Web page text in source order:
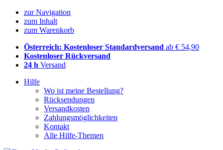
zur Navigation
zum Inhalt
zum Warenkorb
Österreich: Kostenloser Standardversand ab € 54,90
Kostenloser Rückversand
24 h Versand
Hilfe
Wo ist meine Bestellung?
Rücksendungen
Versandkosten
Zahlungsmöglichkeiten
Kontakt
Alle Hilfe-Themen